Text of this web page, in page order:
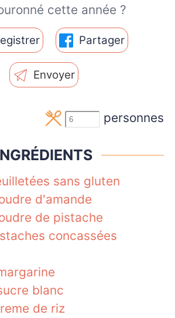
cette année ?
Partager
Envoyer
personnes
sans gluten
d'amande
de pistache
concassées
blanc
de riz